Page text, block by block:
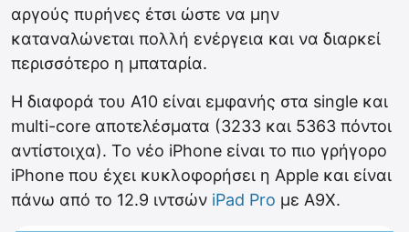
αργούς πυρήνες έτσι ώστε να μην
καταναλώνεται πολλή ενέργεια και να διαρκεί
περισσότερο η μπαταρία.
Η διαφορά του Α10 είναι εμφανής στα single και
multi-core αποτελέσματα (3233 και 5363 πόντοι
αντίστοιχα). Το νέο iPhone είναι το πιο γρήγορο
iPhone που έχει κυκλοφορήσει η Apple και είναι
πάνω από το 12.9 ιντσών iPad Pro με A9X.